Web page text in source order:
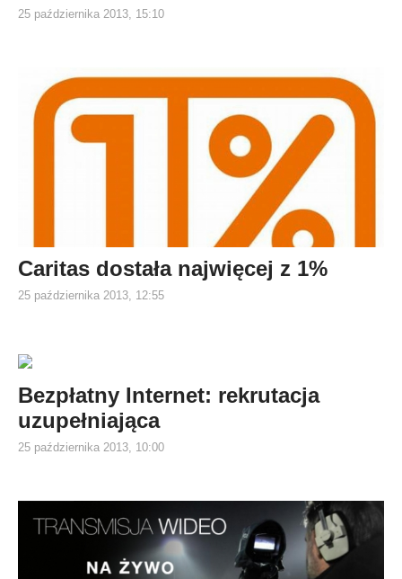
25 października 2013, 15:10
Caritas dostała najwięcej z 1%
25 października 2013, 12:55
Bezpłatny Internet: rekrutacja
uzupełniająca
25 października 2013, 10:00